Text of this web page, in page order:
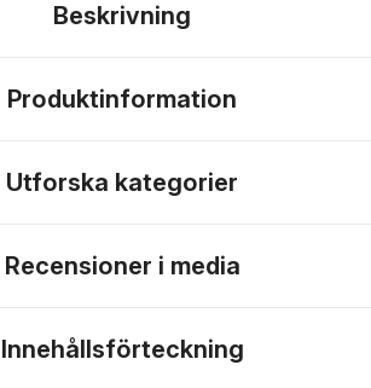
Beskrivning
Produktinformation
Utforska kategorier
Recensioner i media
Innehållsförteckning